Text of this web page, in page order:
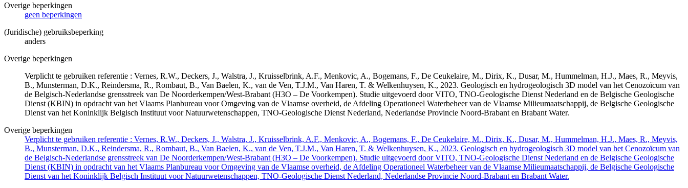
Overige beperkingen
geen beperkingen
(Juridische) gebruiksbeperking
anders
Overige beperkingen
Verplicht te gebruiken referentie : Vernes, R.W., Deckers, J., Walstra, J., Kruisselbrink, A.F., Menkovic, A., Bogemans, F., De Ceukelaire, M., Dirix, K., Dusar, M., Hummelman, H.J., Maes, R., Meyvis,
B., Munsterman, D.K., Reindersma, R., Rombaut, B., Van Baelen, K., van de Ven, T.J.M., Van Haren, T. & Welkenhuysen, K., 2023. Geologisch en hydrogeologisch 3D model van het Cenozoïcum van
de Belgisch-Nederlandse grensstreek van De Noorderkempen/West-Brabant (H3O – De Voorkempen). Studie uitgevoerd door VITO, TNO-Geologische Dienst Nederland en de Belgische Geologische
Dienst (KBIN) in opdracht van het Vlaams Planbureau voor Omgeving van de Vlaamse overheid, de Afdeling Operationeel Waterbeheer van de Vlaamse Milieumaatschappij, de Belgische Geologische
Dienst van het Koninklijk Belgisch Instituut voor Natuurwetenschappen, TNO-Geologische Dienst Nederland, Nederlandse Provincie Noord-Brabant en Brabant Water.
Overige beperkingen
Verplicht te gebruiken referentie : Vernes, R.W., Deckers, J., Walstra, J., Kruisselbrink, A.F., Menkovic, A., Bogemans, F., De Ceukelaire, M., Dirix, K., Dusar, M., Hummelman, H.J., Maes, R., Meyvis,
B., Munsterman, D.K., Reindersma, R., Rombaut, B., Van Baelen, K., van de Ven, T.J.M., Van Haren, T. & Welkenhuysen, K., 2023. Geologisch en hydrogeologisch 3D model van het Cenozoïcum van
de Belgisch-Nederlandse grensstreek van De Noorderkempen/West-Brabant (H3O – De Voorkempen). Studie uitgevoerd door VITO, TNO-Geologische Dienst Nederland en de Belgische Geologische
Dienst (KBIN) in opdracht van het Vlaams Planbureau voor Omgeving van de Vlaamse overheid, de Afdeling Operationeel Waterbeheer van de Vlaamse Milieumaatschappij, de Belgische Geologische
Dienst van het Koninklijk Belgisch Instituut voor Natuurwetenschappen, TNO-Geologische Dienst Nederland, Nederlandse Provincie Noord-Brabant en Brabant Water.